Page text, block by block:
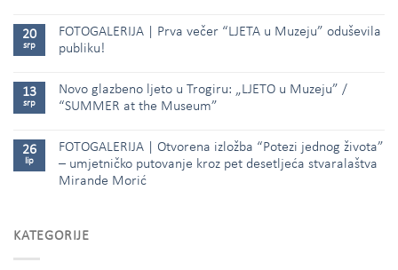
20
srp
FOTOGALERIJA | Prva večer “LJETA u Muzeju” oduševila
publiku!
13
srp
Novo glazbeno ljeto u Trogiru: „LJETO u Muzeju” /
“SUMMER at the Museum”
26
lip
FOTOGALERIJA | Otvorena izložba “Potezi jednog života”
– umjetničko putovanje kroz pet desetljeća stvaralaštva
Mirande Morić
KATEGORIJE